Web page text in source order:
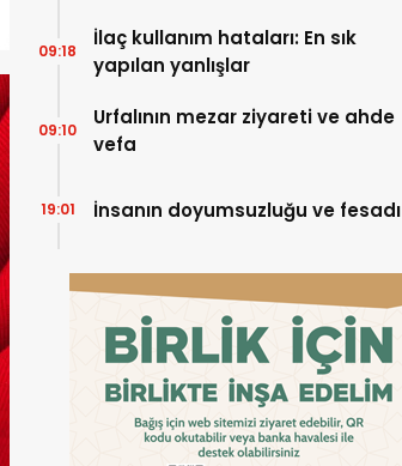
İlaç kullanım hataları: En sık
yapılan yanlışlar
09:18
Urfalının mezar ziyareti ve ahde
vefa
09:10
İnsanın doyumsuzluğu ve fesadı
19:01